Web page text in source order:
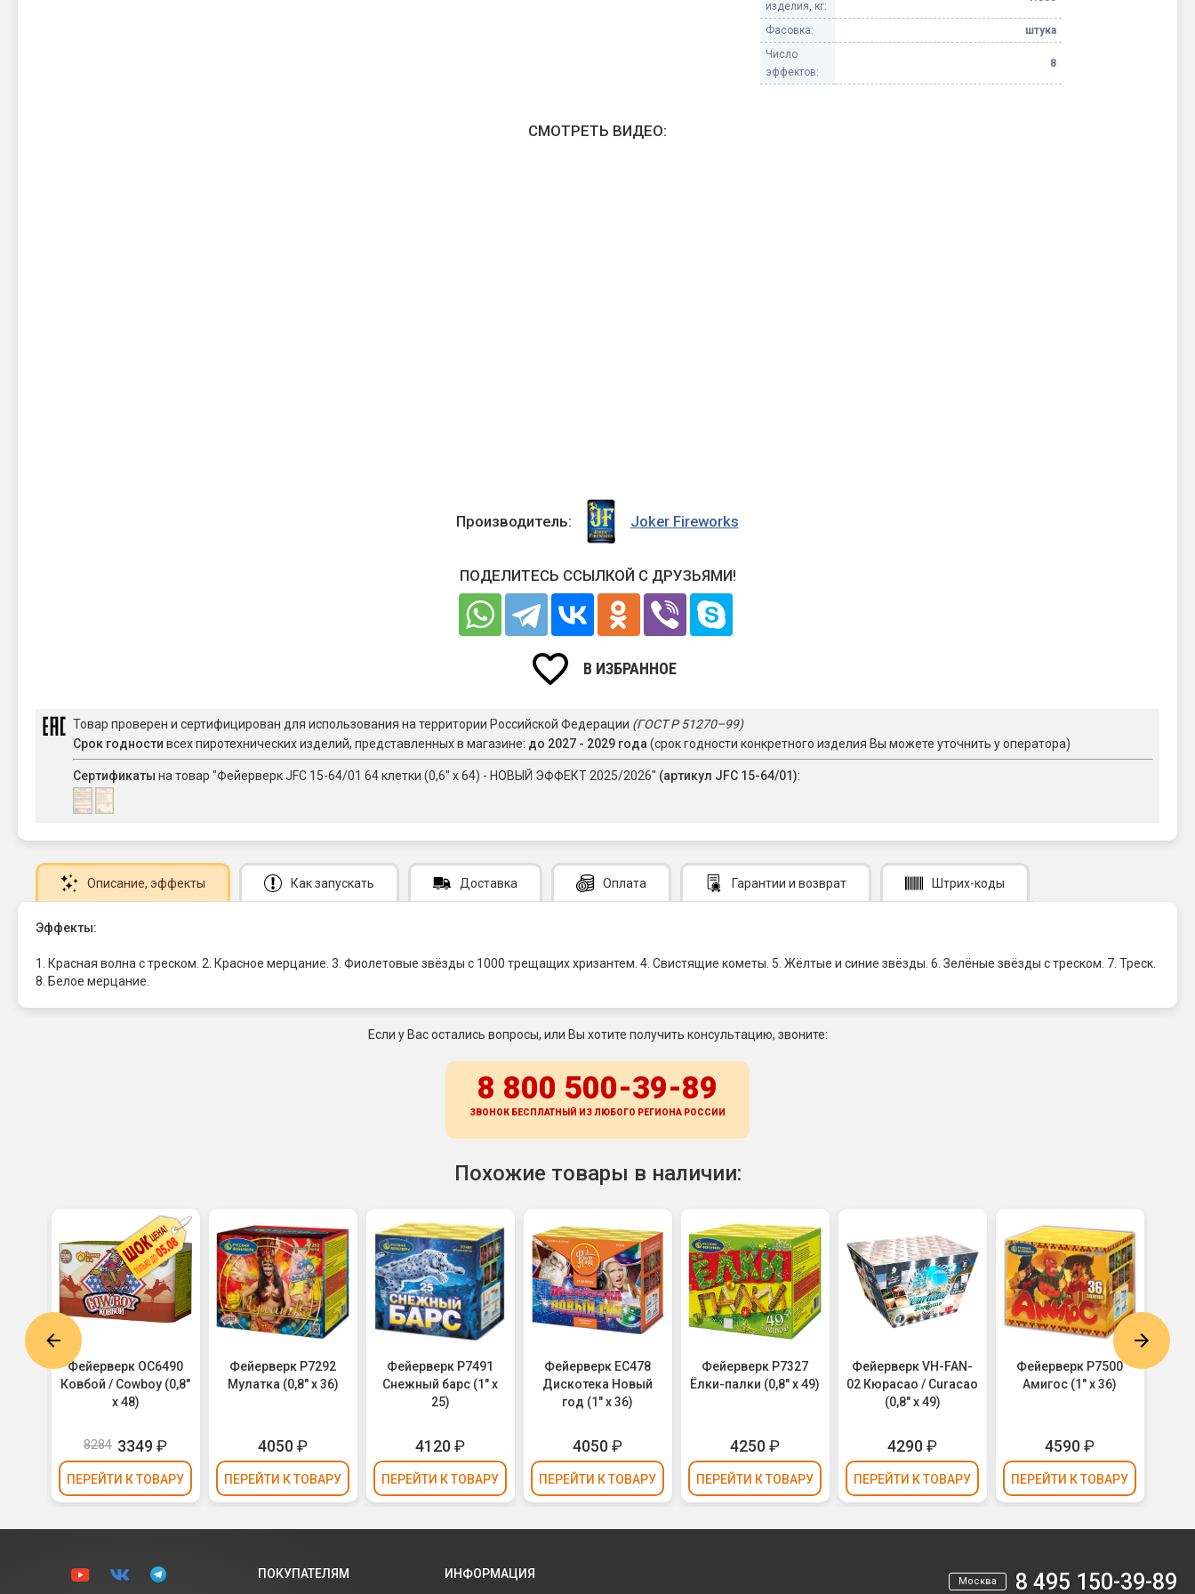
изделия, кг:
Фасовка:
штука
Число
эффектов:
8
СМОТРЕТЬ ВИДЕО:
Производитель: Joker Fireworks
ПОДЕЛИТЕСЬ ССЫЛКОЙ С ДРУЗЬЯМИ!
В ИЗБРАННОЕ
Товар проверен и сертифицирован для использования на территории Российской Федерации (ГОСТ Р 51270–99)
Срок годности всех пиротехнических изделий, представленных в магазине: до 2027 - 2029 года(срок годности конкретного изделия Вы можете уточнить у оператора)
Сертификаты на товар "Фейерверк JFC 15-64/01 64 клетки (0,6" х 64) - НОВЫЙ ЭФФЕКТ 2025/2026" (артикул JFC 15-64/01):
Описание, эффекты Как запускать Доставка Оплата Гарантии и возврат Штрих-коды
Эффекты:
1. Красная волна с треском. 2. Красное мерцание. 3. Фиолетовые звёзды с 1000 трещащих хризантем. 4. Свистящие кометы. 5. Жёлтые и синие звёзды. 6. Зелёные звёзды с треском. 7. Треск.
8. Белое мерцание.
Если у Вас остались вопросы, или Вы хотите получить консультацию, звоните:
8 800 500-39-89
ЗВОНОК БЕСПЛАТНЫЙ ИЗ ЛЮБОГО РЕГИОНА РОССИИ
Похожие товары в наличии:
Фейерверк ОС6490
Ковбой / Cowboy (0,8"
х 48)
8284 3349₽
ПЕРЕЙТИ К ТОВАРУ
Фейерверк Р7292
Мулатка (0,8" х 36)
4050₽
ПЕРЕЙТИ К ТОВАРУ
Фейерверк Р7491
Снежный барс (1" х
25)
4120₽
ПЕРЕЙТИ К ТОВАРУ
Фейерверк ЕС478
Дискотека Новый
год (1" х 36)
4050₽
ПЕРЕЙТИ К ТОВАРУ
Фейерверк Р7327
Ёлки-палки (0,8" х 49)
4250₽
ПЕРЕЙТИ К ТОВАРУ
Фейерверк VH-FAN-
02 Кюрасао / Curacao
(0,8" х 49)
4290₽
ПЕРЕЙТИ К ТОВАРУ
Фейерверк Р7500
Амигос (1" х 36)
4590₽
ПЕРЕЙТИ К ТОВАРУ
ПОКУПАТЕЛЯМ ИНФОРМАЦИЯ
Москва 8 495 150-39-89